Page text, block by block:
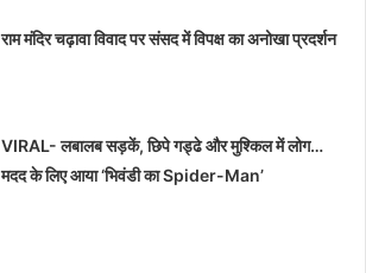
राम मंदिर चढ़ावा विवाद पर संसद में विपक्ष का अनोखा प्रदर्शन
VIRAL- लबालब सड़कें, छिपे गड्ढे और मुश्किल में लोग…
मदद के लिए आया ‘भिवंडी का Spider-Man’